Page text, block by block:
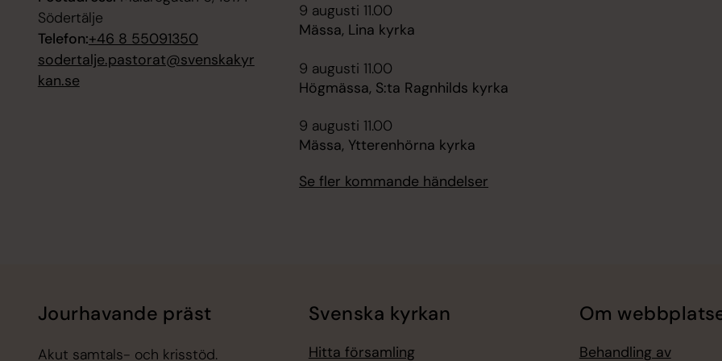
Södertälje
Telefon:+46 8 55091350
sodertalje.pastorat@svenskakyr
kan.se
9 augusti 11.00
Mässa, Lina kyrka
9 augusti 11.00
Högmässa, S:ta Ragnhilds kyrka
9 augusti 11.00
Mässa, Ytterenhörna kyrka
Se fler kommande händelser
Jourhavande präst
Akut samtals- och krisstöd.
Svenska kyrkan
Hitta församling
Om
Behandling av